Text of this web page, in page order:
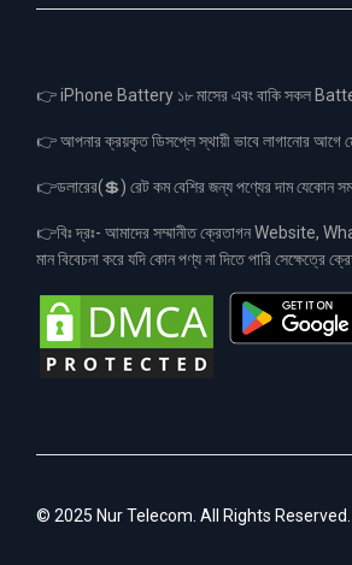
👉 iPhone Battery ১৮ মাসের এবং বাকি সকল
👉 আপনার ক্রয়কৃত ডিসপ্লে স্থায়ী ভাবে লাগানোর আগে
👉ডলারের(💲) রেট কম বেশির জন্য পণ্যের দাম যেকোন
👉বিঃ দ্রঃ- আমাদের সম্মানীত ক্রেতাগন Website,
মান বিবেচনা করে যদি কোন পণ্য না দিতে পারি
© 2025 Nur Telecom. All Rights Reserved.